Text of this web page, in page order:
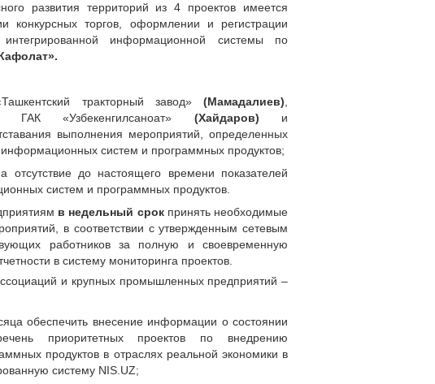
развития территорий из 4 проектов имеется
конкурсных торгов, оформлении и регистрации
информационной системы по
тракторный завод»(Мамадалиев)
ГАК «Узбекенгилсаноат» (Хайдаров) и
выполнения мероприятий, определенных
систем и программных продуктов;
отсутствие до настоящего времени показателей
систем и программных продуктов.
в недельный срокпринять необходимые
в соответствии с утвержденным сетевым
работников за полную и своевременную
в систему мониторинга проектов.
и крупных промышленных предприятий –
обеспечить внесение информации о состоянии
приоритетных проектов по внедрению
продуктов в отраслях реальной экономики в
систему NIS.UZ;